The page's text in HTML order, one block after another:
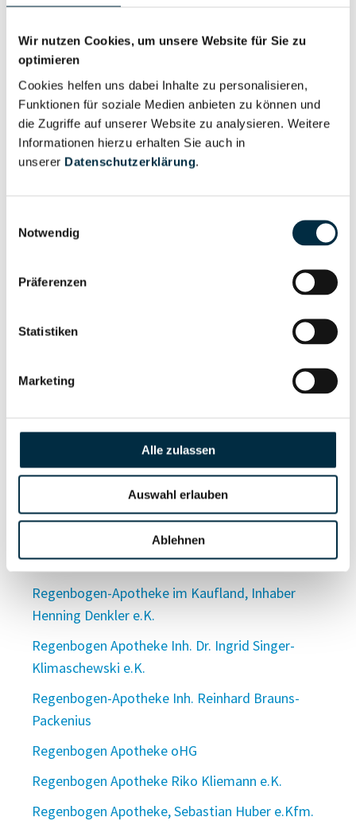
Wir nutzen Cookies, um unsere Website für Sie zu
optimieren
Cookies helfen uns dabei Inhalte zu personalisieren,
Funktionen für soziale Medien anbieten zu können und
die Zugriffe auf unserer Website zu analysieren. Weitere
Informationen hierzu erhalten Sie auch in
unserer Datenschutzerklärung.
Notwendig
Präferenzen
Statistiken
Marketing
Alle zulassen
Auswahl erlauben
Ablehnen
Regenauer Immobilien GmbH
Regenbach GmbH
RegenBeings UG (haftungsbeschränkt)
Regenberg Haustechnik und Dienstleistungs GmbH
RegEn Betriebs GmbH
Regenbogen-Apotheke an der Uniklinik e.K.
RegenbogenApotheke e.K.
Regenbogen-Apotheke e.K.
Regenbogen-Apotheke e.K.
Regenbogen-Apotheke Fürstenwalde Regina
Regenbogen-Apotheke Gerd Brückner e. k.
Regenbogen-Apotheke im Kaufland, Inhaber
Henning Denkler e.K.
Regenbogen Apotheke Inh. Dr. Ingrid Singer-
Klimaschewski e.K.
Regenbogen-Apotheke Inh. Reinhard Brauns-
Packenius
Regenbogen Apotheke oHG
Regenbogen Apotheke Riko Kliemann e.K.
Regenbogen Apotheke, Sebastian Huber e.Kfm.